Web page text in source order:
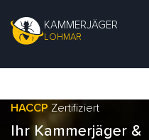
KAMMERJÄGER
LOHMAR
HACCP Zertifiziert
Ihr Kammerjäger &